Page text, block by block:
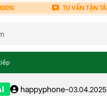
happyphone-03.04.2025